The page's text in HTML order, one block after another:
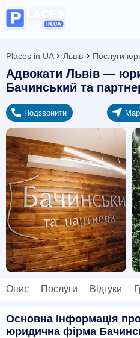
Places in UA Львів Послуги
Адвокати Львів —
Бачинський та
Подзвонити
Опис Послуги Відгуки
Основна інформація
юридична фірма